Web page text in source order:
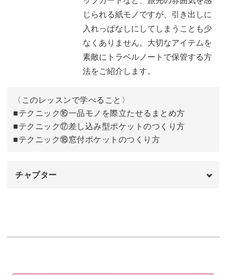
⑬TODOマステによるまとめ方 04:01
⑭SPOT情報カードによるまとめ方 06:26
⑮コマ割りレイアウトによるまとめ方 11:00
おわりに
じられる紙モノですが、引き出しに
入れっぱなしにしてしまうことも少
なくありません。大切なアイテムを
素敵にトラベルノートで保管する方
法をご紹介します。
〈このレッスンで学べること〉
■テクニック⑯一品モノを際立たせるまとめ方
■テクニック⑰差し込み型ポケットのつくり方
■テクニック⑱窓付ポケットのつくり方
チャプター